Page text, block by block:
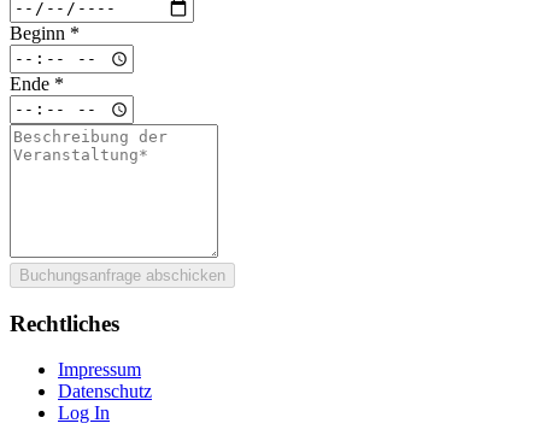
Beginn *
Ende *
Buchungsanfrage abschicken
Rechtliches
Impressum
Datenschutz
Log In